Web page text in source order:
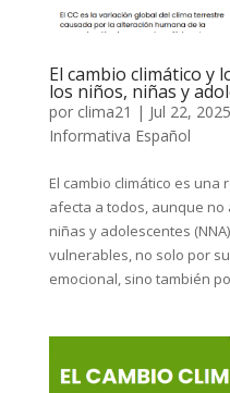
El cambio climático y
los niños, niñas y
por clima21 | Jul 22, 2025
Informativa Español
El cambio climático es
afecta a todos, aunque no
niñas y adolescentes
vulnerables, no solo por
emocional, sino también